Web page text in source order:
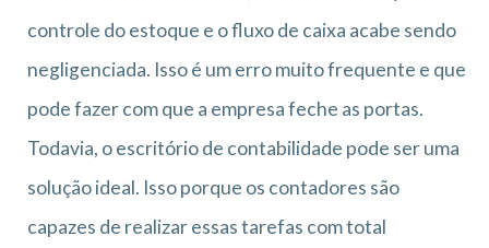
controle do estoque e o fluxo de caixa acabe sendo
negligenciada. Isso é um erro muito frequente e que
pode fazer com que a empresa feche as portas.
Todavia, o escritório de contabilidade pode ser uma
solução ideal. Isso porque os contadores são
capazes de realizar essas tarefas com total